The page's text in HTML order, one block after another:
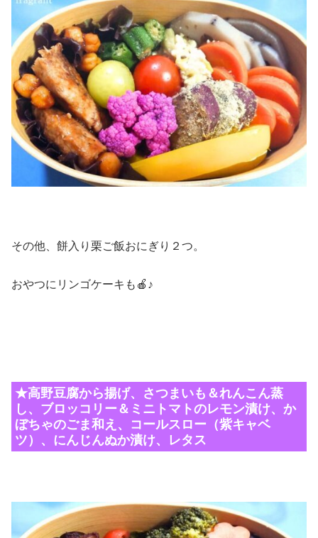
その他、餅入り栗ご飯おにぎり２つ。
おやつにリンゴケーキも🍎♪
★高野豆腐から揚げ、さつまいも＆れんこん蒸
し、ブロッコリー＆ミニトマトのレモン漬け、か
ぼちゃのごま和え、コールスロー（紫キャベ
ツ）、にんじんぬか漬け、レタス